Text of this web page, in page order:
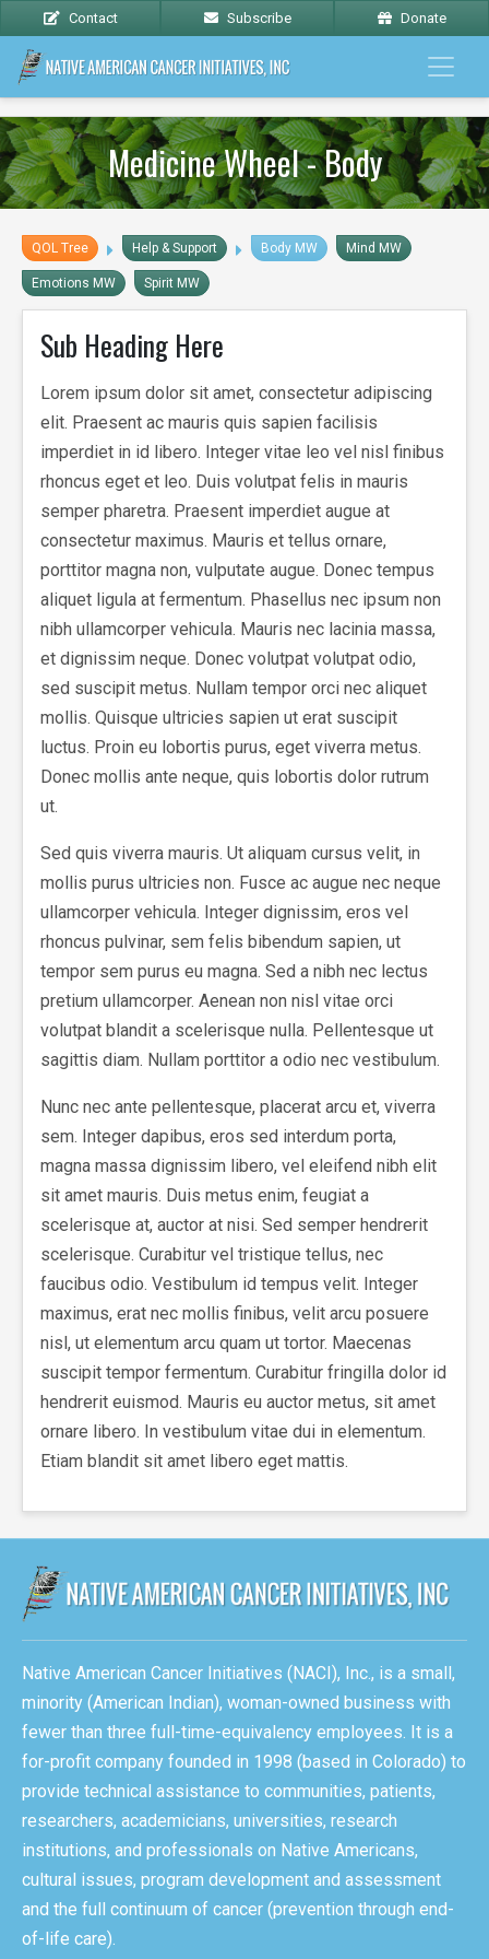
Contact Subscribe Donate
Medicine Wheel - Body
QOL Tree Help & Support Body MW Mind MW
Emotions MW Spirit MW
Sub Heading Here
Lorem ipsum dolor sit amet, consectetur adipiscing
elit. Praesent ac mauris quis sapien facilisis
imperdiet in id libero. Integer vitae leo vel nisl finibus
rhoncus eget et leo. Duis volutpat felis in mauris
semper pharetra. Praesent imperdiet augue at
consectetur maximus. Mauris et tellus ornare,
porttitor magna non, vulputate augue. Donec tempus
aliquet ligula at fermentum. Phasellus nec ipsum non
nibh ullamcorper vehicula. Mauris nec lacinia massa,
et dignissim neque. Donec volutpat volutpat odio,
sed suscipit metus. Nullam tempor orci nec aliquet
mollis. Quisque ultricies sapien ut erat suscipit
luctus. Proin eu lobortis purus, eget viverra metus.
Donec mollis ante neque, quis lobortis dolor rutrum
ut.
Sed quis viverra mauris. Ut aliquam cursus velit, in
mollis purus ultricies non. Fusce ac augue nec neque
ullamcorper vehicula. Integer dignissim, eros vel
rhoncus pulvinar, sem felis bibendum sapien, ut
tempor sem purus eu magna. Sed a nibh nec lectus
pretium ullamcorper. Aenean non nisl vitae orci
volutpat blandit a scelerisque nulla. Pellentesque ut
sagittis diam. Nullam porttitor a odio nec vestibulum.
Nunc nec ante pellentesque, placerat arcu et, viverra
sem. Integer dapibus, eros sed interdum porta,
magna massa dignissim libero, vel eleifend nibh elit
sit amet mauris. Duis metus enim, feugiat a
scelerisque at, auctor at nisi. Sed semper hendrerit
scelerisque. Curabitur vel tristique tellus, nec
faucibus odio. Vestibulum id tempus velit. Integer
maximus, erat nec mollis finibus, velit arcu posuere
nisl, ut elementum arcu quam ut tortor. Maecenas
suscipit tempor fermentum. Curabitur fringilla dolor id
hendrerit euismod. Mauris eu auctor metus, sit amet
ornare libero. In vestibulum vitae dui in elementum.
Etiam blandit sit amet libero eget mattis.
Native American Cancer Initiatives (NACI), Inc., is a small,
minority (American Indian), woman-owned business with
fewer than three full-time-equivalency employees. It is a
for-profit company founded in 1998 (based in Colorado) to
provide technical assistance to communities, patients,
researchers, academicians, universities, research
institutions, and professionals on Native Americans,
cultural issues, program development and assessment
and the full continuum of cancer (prevention through end-
of-life care).